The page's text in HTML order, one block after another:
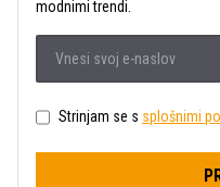
modnimi trendi.
Strinjam se s splošnimi